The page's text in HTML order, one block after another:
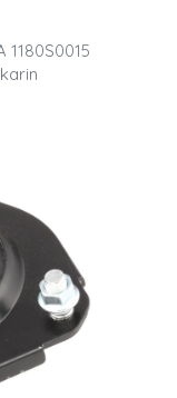
1180S0015